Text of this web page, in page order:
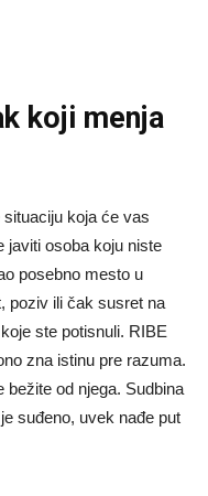
koji menja
koja će vas
javiti osoba koju niste
posebno mesto u
poziv ili čak susret na
ste potisnuli. RIBE
zna istinu pre razuma.
od njega. Sudbina
suđeno, uvek nađe put